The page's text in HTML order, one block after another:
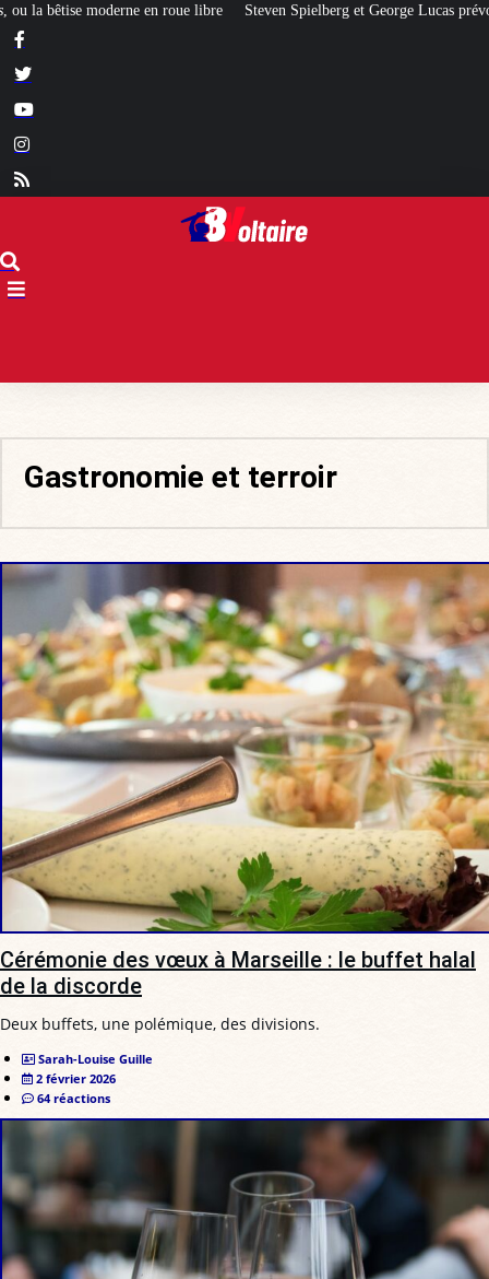
Steven Spielberg et George Lucas prévoient un krach financier à Hollywood
Gastronomie et terroir
Cérémonie des vœux à Marseille : le buffet halal
de la discorde
Deux buffets, une polémique, des divisions.
Sarah-Louise Guille
2 février 2026
64 réactions